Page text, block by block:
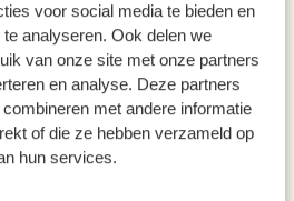
voor social media te bieden en
analyseren. Ook delen we
van onze site met onze partners
en analyse. Deze partners
met andere informatie
of die ze hebben verzameld op
hun services.